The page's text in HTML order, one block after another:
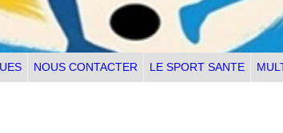
NOUS CONTACTER LE SPORT SANTE